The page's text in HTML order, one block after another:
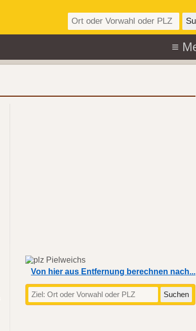
Von hier aus Entfernung berechnen nach...